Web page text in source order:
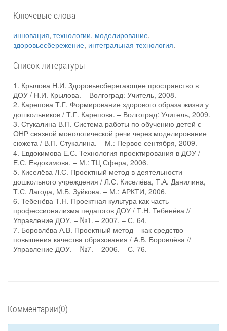
Ключевые слова
инновация, технологии, моделирование,
здоровьесбережение, интегральная технология.
Список литературы
1. Крылова Н.И. Здоровьесберегающее пространство в
ДОУ / Н.И. Крылова. – Волгоград: Учитель, 2008.
2. Карепова Т.Г. Формирование здорового образа жизни у
дошкольников / Т.Г. Карепова. – Волгоград: Учитель, 2009.
3. Стукалина В.П. Система работы по обучению детей с
ОНР связной монологической речи через моделирование
сюжета / В.П. Стукалина. – М.: Первое сентября, 2009.
4. Евдокимова Е.С. Технология проектирования в ДОУ /
Е.С. Евдокимова. – М.: ТЦ Сфера, 2006.
5. Киселёва Л.С. Проектный метод в деятельности
дошкольного учреждения / Л.С. Киселёва, Т.А. Данилина,
Т.С. Лагода, М.Б. Зуйкова. – М.: АРКТИ, 2006.
6. Тебенёва Т.Н. Проектная культура как часть
профессионализма педагогов ДОУ / Т.Н. Тебенёва //
Управление ДОУ. – №1. – 2007. – С. 64.
7. Боровлёва А.В. Проектный метод – как средство
повышения качества образования / А.В. Боровлёва //
Управление ДОУ. – №7. – 2006. – С. 76.
Комментарии(0)